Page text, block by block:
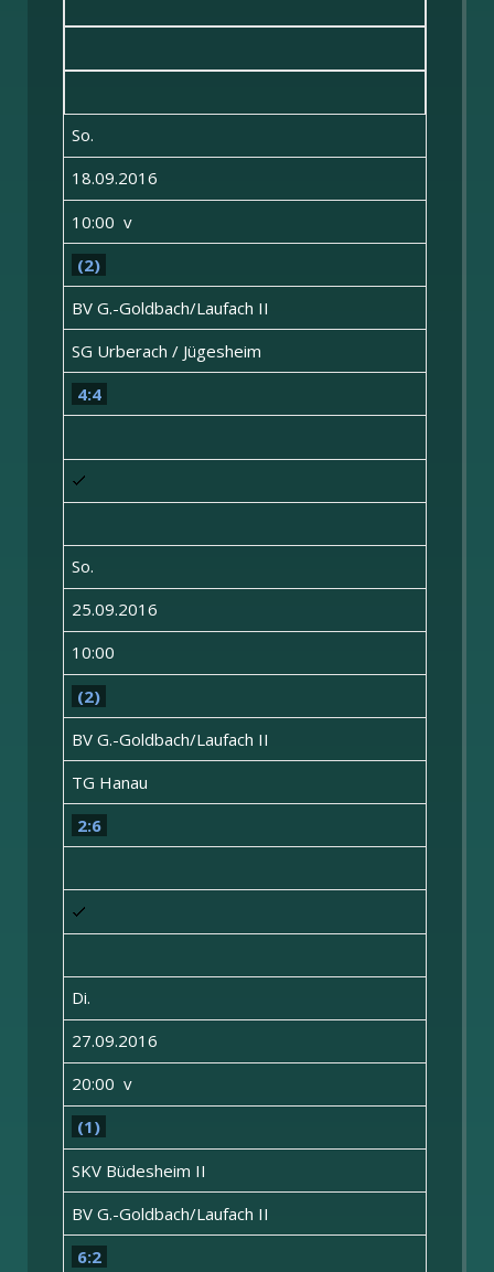
So.
18.09.2016
10:00 v
(2)
BV G.-Goldbach/Laufach II
SG Urberach / Jügesheim
4:4
So.
25.09.2016
10:00
(2)
BV G.-Goldbach/Laufach II
TG Hanau
2:6
Di.
27.09.2016
20:00 v
(1)
SKV Büdesheim II
BV G.-Goldbach/Laufach II
6:2